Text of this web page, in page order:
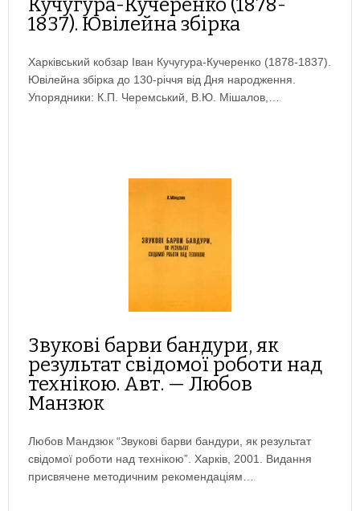
1837). Ювілейна збірка
Харківський кобзар Іван Кучугура-Кучеренко (1878-1837).
Ювілейна збірка до 130-річчя від Дня народження.
Упорядники: К.П. Черемський, В.Ю. Мішалов,…
Звукові барви бандури, як
результат свідомої роботи над
технікою. Авт. — Любов
Манзюк
Любов Мандзюк “Звукові барви бандури, як результат
свідомої роботи над технікою”. Харків, 2001. Видання
присвячене методичним рекомендаціям…